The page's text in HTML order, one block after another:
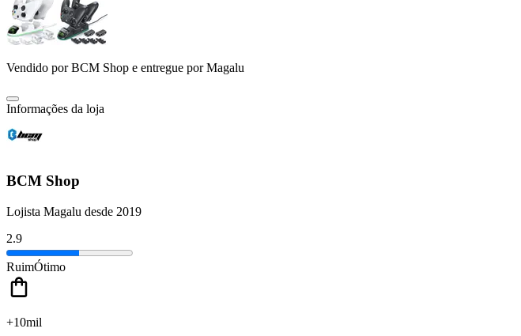
Vendido porBCM Shop e entregue por Magalu
Informações da loja
BCM Shop
Lojista Magalu desde 2019
2.9
RuimÓtimo
+10mil